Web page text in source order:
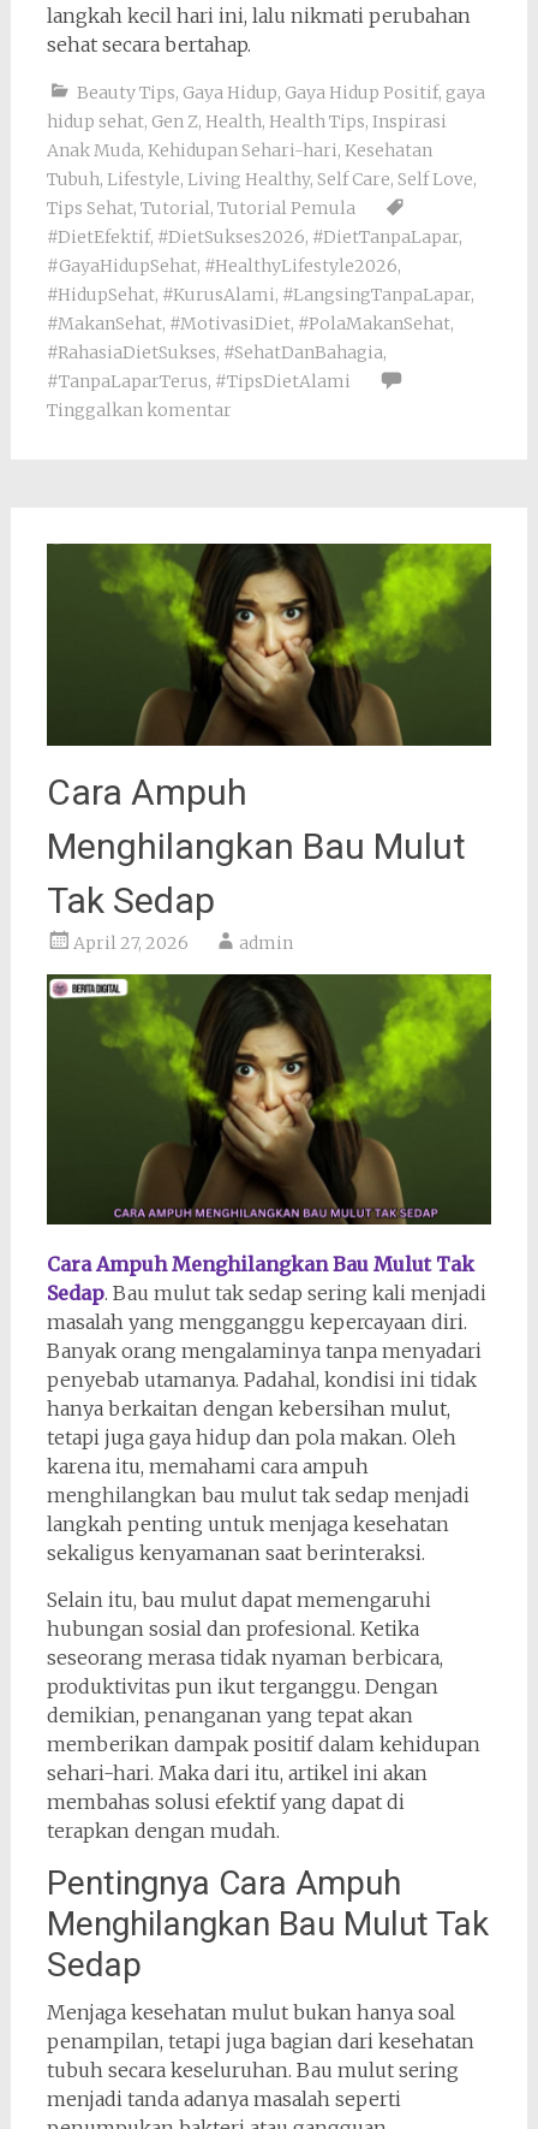
langkah kecil hari ini, lalu nikmati perubahan
sehat secara bertahap.
Beauty Tips, Gaya Hidup, Gaya Hidup Positif, gaya
hidup sehat, Gen Z, Health, Health Tips, Inspirasi
Anak Muda, Kehidupan Sehari-hari, Kesehatan
Tubuh, Lifestyle, Living Healthy, Self Care, Self Love,
Tips Sehat, Tutorial, Tutorial Pemula
#DietEfektif, #DietSukses2026, #DietTanpaLapar,
#GayaHidupSehat, #HealthyLifestyle2026,
#HidupSehat, #KurusAlami, #LangsingTanpaLapar,
#MakanSehat, #MotivasiDiet, #PolaMakanSehat,
#RahasiaDietSukses, #SehatDanBahagia,
#TanpaLaparTerus, #TipsDietAlami
Tinggalkan komentar
Cara Ampuh
Menghilangkan Bau Mulut
Tak Sedap
April 27, 2026 admin
Cara Ampuh Menghilangkan Bau Mulut Tak
Sedap. Bau mulut tak sedap sering kali menjadi
masalah yang mengganggu kepercayaan diri.
Banyak orang mengalaminya tanpa menyadari
penyebab utamanya. Padahal, kondisi ini tidak
hanya berkaitan dengan kebersihan mulut,
tetapi juga gaya hidup dan pola makan. Oleh
karena itu, memahami cara ampuh
menghilangkan bau mulut tak sedap menjadi
langkah penting untuk menjaga kesehatan
sekaligus kenyamanan saat berinteraksi.
Selain itu, bau mulut dapat memengaruhi
hubungan sosial dan profesional. Ketika
seseorang merasa tidak nyaman berbicara,
produktivitas pun ikut terganggu. Dengan
demikian, penanganan yang tepat akan
memberikan dampak positif dalam kehidupan
sehari-hari. Maka dari itu, artikel ini akan
membahas solusi efektif yang dapat di
terapkan dengan mudah.
Pentingnya Cara Ampuh
Menghilangkan Bau Mulut Tak
Sedap
Menjaga kesehatan mulut bukan hanya soal
penampilan, tetapi juga bagian dari kesehatan
tubuh secara keseluruhan. Bau mulut sering
menjadi tanda adanya masalah seperti